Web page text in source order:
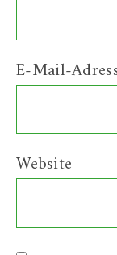
E-Mail-
Website